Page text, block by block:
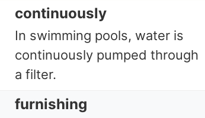
continuously
In swimming pools, water is
continuously pumped through
a filter.
furnishing